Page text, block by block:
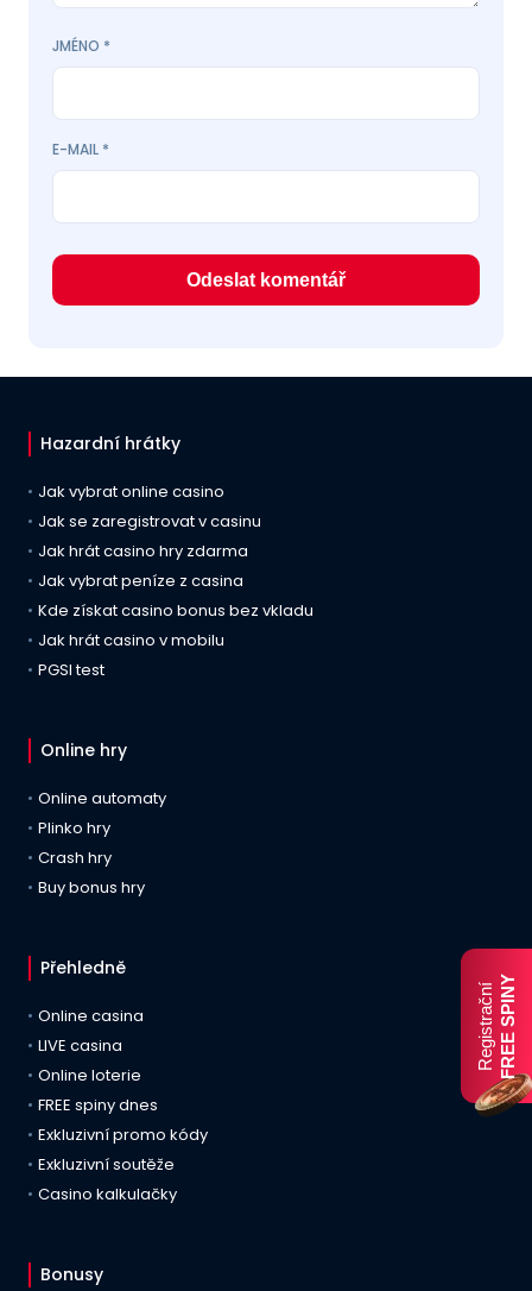
JMÉNO *
E-MAIL *
RegistračníFREE SPINY
Hazardní hrátky
Jak vybrat online casino
Jak se zaregistrovat v casinu
Jak hrát casino hry zdarma
Jak vybrat peníze z casina
Kde získat casino bonus bez vkladu
Jak hrát casino v mobilu
PGSI test
Online hry
Online automaty
Plinko hry
Crash hry
Buy bonus hry
Přehledně
Online casina
LIVE casina
Online loterie
FREE spiny dnes
Exkluzivní promo kódy
Exkluzivní soutěže
Casino kalkulačky
Bonusy